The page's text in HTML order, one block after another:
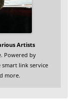
Artists
Powered by
link service
more.